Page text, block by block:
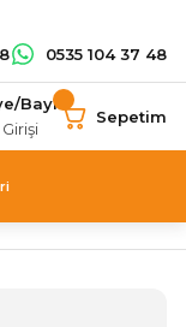
0535 104 37 48
Bayi
Girişi
Sepetim